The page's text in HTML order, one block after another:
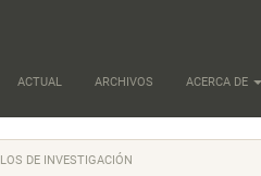
ACTUAL ARCHIVOS ACERCA DE
DE INVESTIGACIÓN